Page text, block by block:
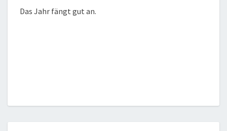
Das Jahr fängt gut an.